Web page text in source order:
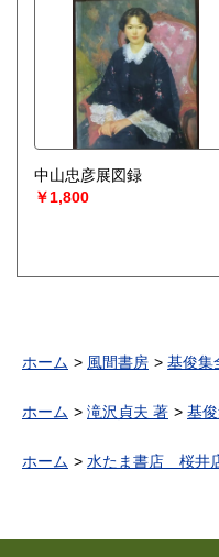
中山忠彦展図録
￥1,800
ホーム 風間書房 基俊
ホーム 滝沢貞夫 著 基
ホーム 水たま書店 桜井